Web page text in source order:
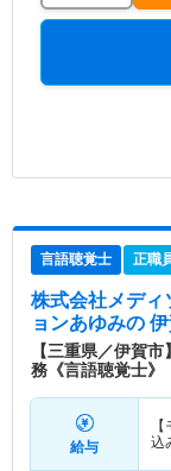
言語聴覚士 正職
株式会社メディ
ョンあゆみの
【三重県／伊賀
務《言語聴覚士》
給与
込